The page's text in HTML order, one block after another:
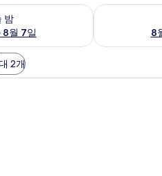
밤
8월 7일
확인, 8월 6일 ~ 8월 7일
8
내일 예약 가
2개
고급 침구, 오리/거위털 이불,